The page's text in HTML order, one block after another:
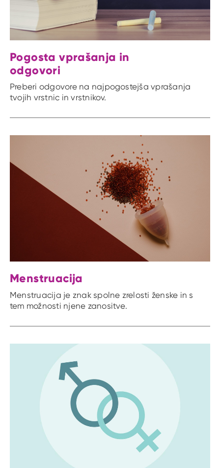
Pogosta vprašanja in
odgovori
Preberi odgovore na najpogostejša vprašanja
tvojih vrstnic in vrstnikov.
Menstruacija
Menstruacija je znak spolne zrelosti ženske in s
tem možnosti njene zanositve.